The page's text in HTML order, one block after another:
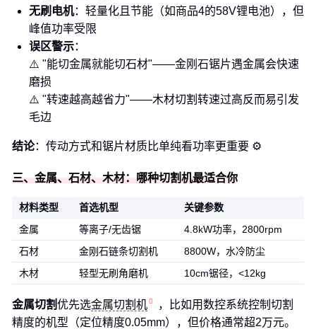
无刷电机：轻量化且节能（如商品4的58V锂电池），但
峰值功率受限
误区警示：
⚠️ "能切金属就能切石材"——金刚石锯片遇金属会快速
磨损
⚠️ "转速越高越省力"——木材切割转速过高反而易引发
毛边
结论：传动方式和锯片材质比单纯看功率更重要 ⚙️
三、金属、石材、木材：哪种切割机最适合你
材料类型 首选机型
关键参数
金属
等离子/无齿锯
4.8kW功率，2800rpm
石材
金刚石链条切割机
8800W，水冷防尘
木材
轻型无刷角磨机 10cm锯径，<12kg
金属切割优先选金属切割机
，比如用数控系统控制切割
精度的机型（定位精度0.05mm），但价格通常超2万元。